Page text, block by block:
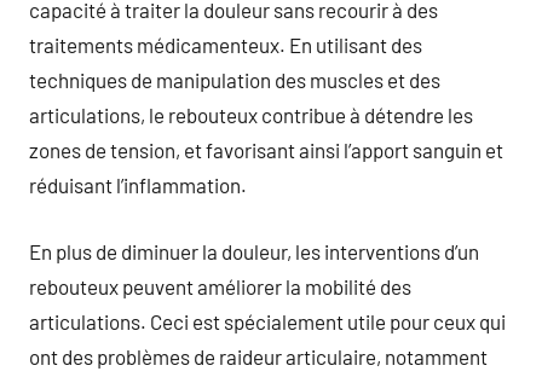
capacité à traiter la douleur sans recourir à des
traitements médicamenteux. En utilisant des
techniques de manipulation des muscles et des
articulations, le rebouteux contribue à détendre les
zones de tension, et favorisant ainsi l’apport sanguin et
réduisant l’inflammation.
En plus de diminuer la douleur, les interventions d’un
rebouteux peuvent améliorer la mobilité des
articulations. Ceci est spécialement utile pour ceux qui
ont des problèmes de raideur articulaire, notamment